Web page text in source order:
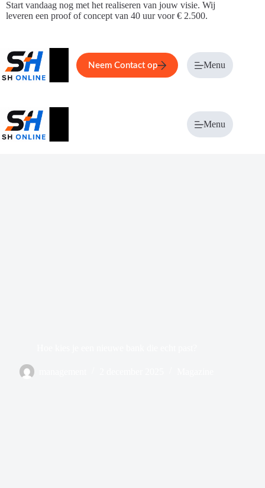
Ga
naar
Start vandaag nog met het realiseren van jouw visie. Wij
leveren een proof of concept van 40 uur voor € 2.500.
Home Service Over ons
Neem Contact op Menu
Menu